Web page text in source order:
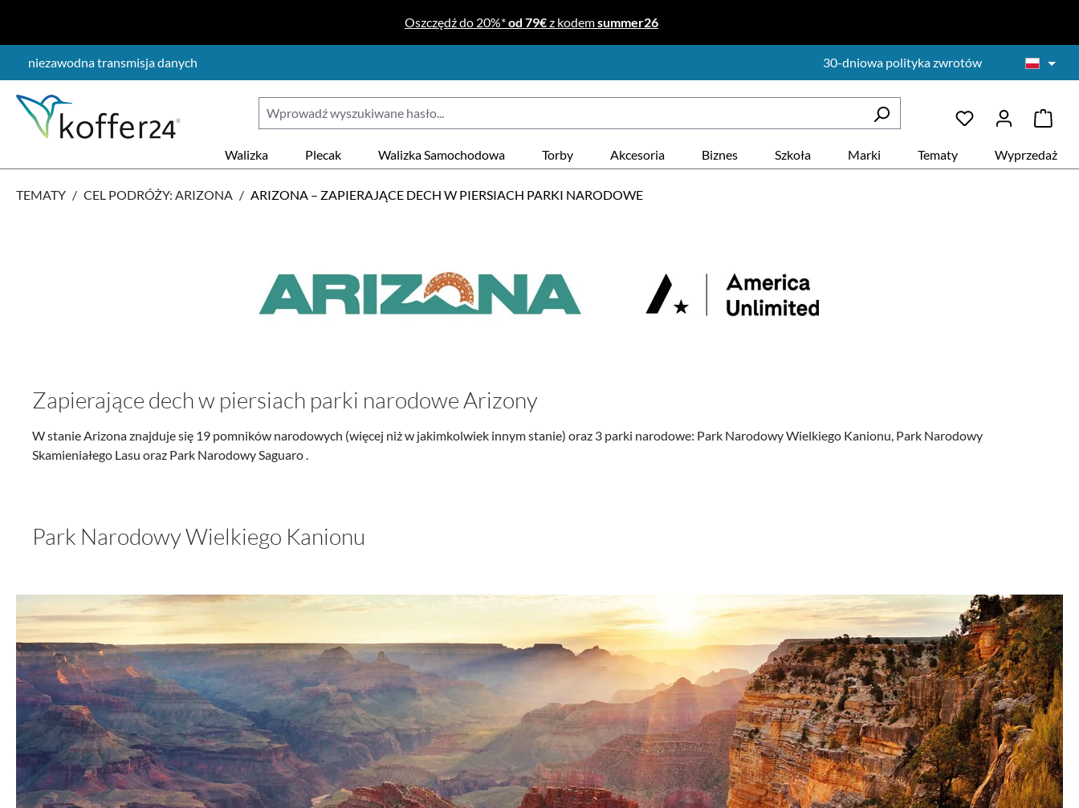
Oszczędź do 20%*od 79€z kodemsummer26
niezawodna transmisja danych 30-dniowa polityka zwrotów
Walizka Plecak Walizka Samochodowa Torby Akcesoria Biznes Szkoła Marki Tematy Wyprzedaż
TEMATY / CEL PODRÓŻY: ARIZONA / ARIZONA – ZAPIERAJĄCE DECH W PIERSIACH PARKI NARODOWE
Zapierające dech w piersiach parki narodowe Arizony
W stanie Arizona znajduje się 19 pomników narodowych (więcej niż w jakimkolwiek innym stanie) oraz 3 parki narodowe: Park Narodowy Wielkiego Kanionu, Park Narodowy
Skamieniałego Lasu oraz Park Narodowy Saguaro .
Park Narodowy Wielkiego Kanionu